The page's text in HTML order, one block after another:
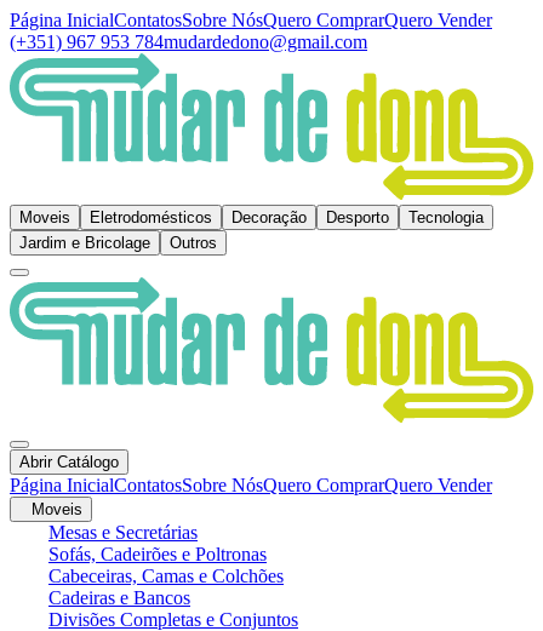
Página InicialContatosSobre NósQuero ComprarQuero Vender
(+351) 967 953 784mudardedono@gmail.com
Moveis Eletrodomésticos Decoração Desporto
Tecnologia
Jardim e Bricolage
Outros
Abrir Catálogo
Página InicialContatosSobre NósQuero ComprarQuero Vender
Moveis
Mesas e Secretárias
Sofás, Cadeirões e Poltronas
Cabeceiras, Camas e Colchões
Cadeiras e Bancos
Divisões Completas e Conjuntos